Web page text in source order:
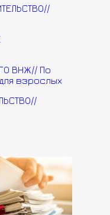
ВНЖ// По
взрослых